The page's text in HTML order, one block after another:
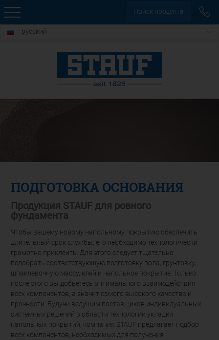
Поиск продукта
русский
ПОДГОТОВКА ОСНОВАНИЯ
Продукция STAUF для ровного
фундамента
Чтобы вашему новому напольному покрытию обеспечить
длительный срок службы, его необходимо технологически
грамотно приклеить. Для этого следует тщательно
подобрать соответствующую подготовку пола, грунтовку,
шпаклевочную массу, клей и напольное покрытие. Только
после этого вы добьетесь оптимального взаимодействия
всех компонентов, а значит самого высокого качества и
прочности. Будучи ведущим поставщиков индивидуальных
системных решений в области технологии укладки
напольных покрытий, компания STAUF предлагает подбор
всех компонентов, необходимых для получения